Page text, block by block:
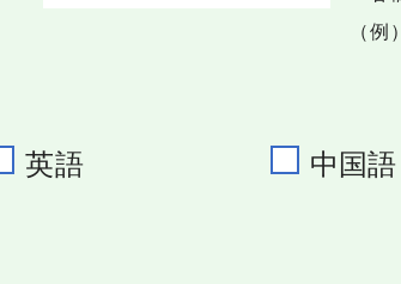
（
英語 中国語